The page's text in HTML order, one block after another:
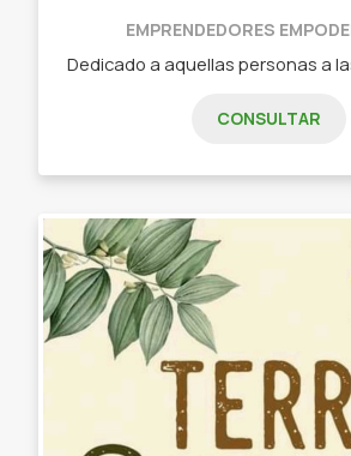
EMPRENDEDORES
CONSULTAR